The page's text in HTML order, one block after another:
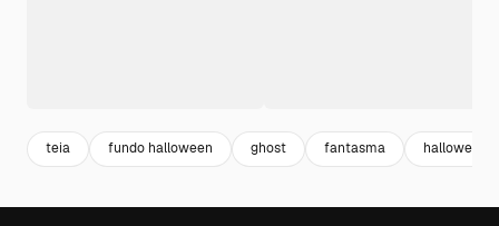
teia fundo halloween ghost fantasma halloween